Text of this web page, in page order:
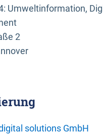
Umweltinformation,
2
solutions GmbH